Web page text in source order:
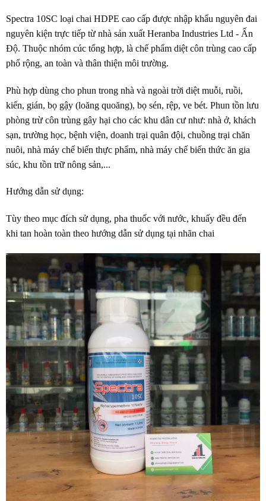
Spectra 10SC loại chai HDPE cao cấp được nhập khẩu nguyên đai
nguyên kiện trực tiếp từ nhà sản xuất Heranba Industries Ltd - Ấn
Độ. Thuộc nhóm cúc tổng hợp, là chế phẩm diệt côn trùng cao cấp
phổ rộng, an toàn và thân thiện môi trường.
Phù hợp dùng cho phun trong nhà và ngoài trời diệt muỗi, ruồi,
kiến, gián, bọ gậy (loăng quoăng), bọ sén, rệp, ve bét. Phun tồn lưu
phòng trừ côn trùng gây hại cho các khu dân cư như: nhà ở, khách
sạn, trường học, bệnh viện, doanh trại quân đội, chuồng trại chăn
nuôi, nhà máy chế biến thực phẩm, nhà máy chế biến thức ăn gia
súc, khu tồn trữ nông sản,...
Hướng dẫn sử dụng:
Tùy theo mục đích sử dụng, pha thuốc với nước, khuấy đều đến
khi tan hoàn toàn theo hướng dẫn sử dụng tại nhãn chai